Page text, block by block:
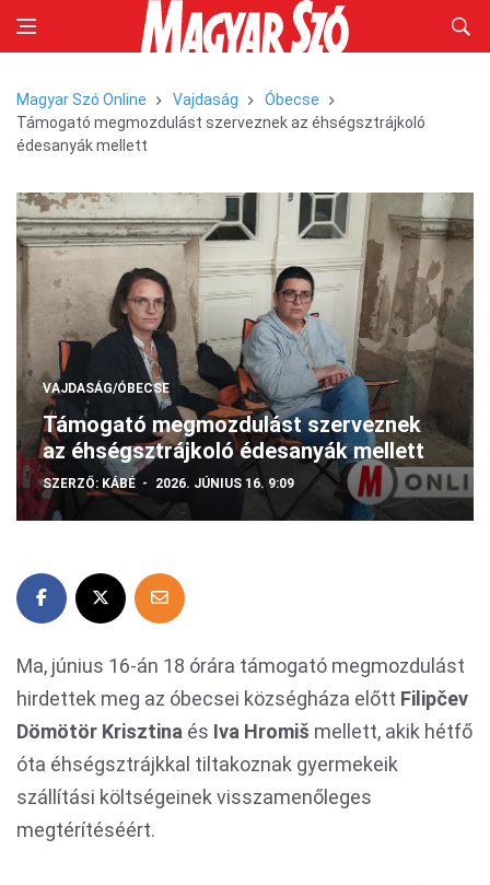
Magyar Szó Online Vajdaság
Óbecse
Támogató megmozdulást szerveznek az éhségsztrájkoló
édesanyák mellett
VAJDASÁG/ÓBECSE
Támogató megmozdulást szerveznek
az éhségsztrájkoló édesanyák mellett
SZERZŐ: KÁBÉ 2026. JÚNIUS 16. 9:09
Ma, június 16-án 18 órára támogató megmozdulást
hirdettek meg az óbecsei községháza előtt Filipčev
Dömötör Krisztina és Iva Hromiš mellett, akik hétfő
óta éhségsztrájkkal tiltakoznak gyermekeik
szállítási költségeinek visszamenőleges
megtérítéséért.